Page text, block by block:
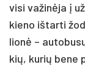
vi­si va­žinė­ja į
kie­no iš­tar­ti
lionė –
kių, ku­rių be­ne